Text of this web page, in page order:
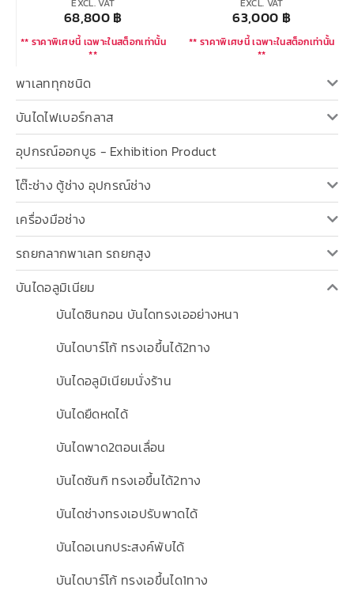
พาเลททุกชนิด
บันไดไฟเบอร์กลาส
อุปกรณ์ออกบูธ - Exhibition Product
โต๊ะช่าง ตู้ช่าง อุปกรณ์ช่าง
เครื่องมือช่าง
รถยกลากพาเลท รถยกสูง
บันไดอลูมิเนียม
บันไดซินกอน บันไดทรงเออย่างหนา
บันไดบาร์โก้ ทรงเอขึ้นได้2ทาง
บันไดอลูมิเนียมนั่งร้าน
บันไดยืดหดได้
บันไดพาด2ตอนเลื่อน
บันไดซันกิ ทรงเอขึ้นได้2ทาง
บันไดช่างทรงเอปรับพาดได้
บันไดอเนกประสงค์พับได้
บันไดบาร์โก้ ทรงเอขึ้นได1ทาง
EXCL. VAT
68,800฿
** ราคาพิเศษนี้ เฉพาะในสต็อกเท่านั้น
**
EXCL. VAT
63,000 ฿
** ราคาพิเศษนี้ เฉพาะในสต็อกเท่านั้น
**